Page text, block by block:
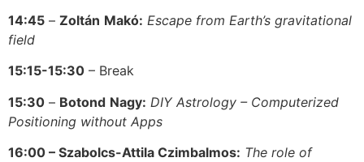
14:45 – Zoltán Makó: Escape from Earth’s gravitational
field
15:15-15:30 – Break
15:30 – Botond Nagy: DIY Astrology – Computerized
Positioning without Apps
16:00 – Szabolcs-Attila Czimbalmos: The role of